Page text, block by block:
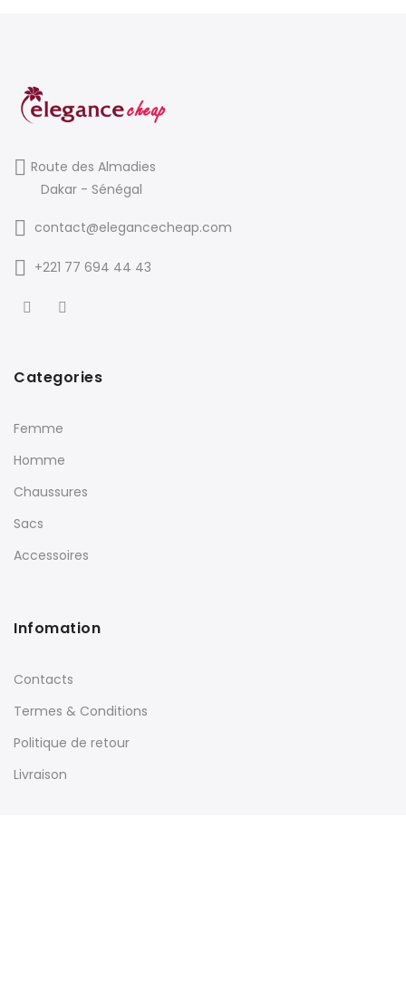
Route des Almadies
Dakar - Sénégal
contact@elegancecheap.com
+221 77 694 44 43
Categories
Femme
Homme
Chaussures
Sacs
Accessoires
Infomation
Contacts
Termes & Conditions
Politique de retour
Livraison